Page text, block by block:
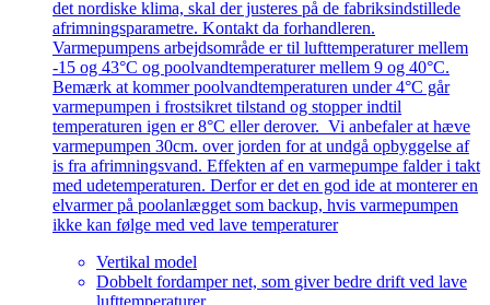
det nordiske klima, skal der justeres på de fabriksindstillede
afrimningsparametre. Kontakt da forhandleren.
Varmepumpens arbejdsområde er til lufttemperaturer mellem
-15 og 43°C og poolvandtemperaturer mellem 9 og 40°C.
Bemærk at kommer poolvandtemperaturen under 4°C går
varmepumpen i frostsikret tilstand og stopper indtil
temperaturen igen er 8°C eller derover. Vi anbefaler at hæve
varmepumpen 30cm. over jorden for at undgå opbyggelse af
is fra afrimningsvand. Effekten af en varmepumpe falder i takt
med udetemperaturen. Derfor er det en god ide at monterer en
elvarmer på poolanlægget som backup, hvis varmepumpen
ikke kan følge med ved lave temperaturer
Vertikal model
Dobbelt fordamper net, som giver bedre drift ved lave
lufttemperaturer